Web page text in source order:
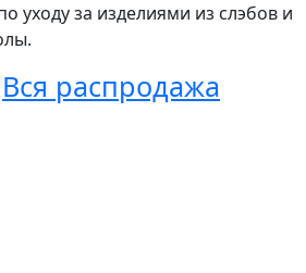
уходу за изделиями из слэбов и
Вся распродажа